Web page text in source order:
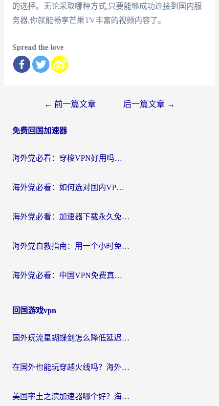
的选择。无论采取哪种方式,只要能够成功连接到国内服
务器,你就能畅享芒果TV丰富的视频内容了。
Spread the love
导
← 前一篇文章 后一篇文章 →
免费回国加速器
海外党必看：穿梭VPN好用吗？和云帆VPN对比哪个回国效果更好？附真实测评+避坑指南
海外党必看：如何选对国内VPN，实现无缝访问国内资源？
海外党必看：加速器下载永久免费版真的存在吗？教你无缝访问国内资源的正确姿势
海外党自救指南：用一个小时免费加速器，轻松打破国内资源访问壁垒？
海外党必看：中国VPN免费真的靠谱吗？手把手教你选对回国加速器
回国游戏vpn
国外玩流星蝴蝶剑怎么降低延迟？海外党必看的加速秘籍（含欧洲鸣潮&彩虹岛优化攻略）
在国外也能玩穿越火线吗？海外玩家国服游戏畅玩终极指南
美国率土之滨加速器哪个好？海外党国服游戏畅玩终极指南（附多游戏解决方案）